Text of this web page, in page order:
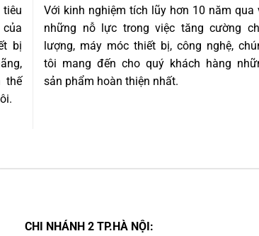
bị
thế
Với kinh nghiệm tích lũy hơn 10 năm qua
những nỗ lực trong việc tăng cường
lượng, máy móc thiết bị, công nghệ,
tôi mang đến cho quý khách hàng
sản phẩm hoàn thiện nhất.
CHI NHÁNH 2 TP.HÀ NỘI: